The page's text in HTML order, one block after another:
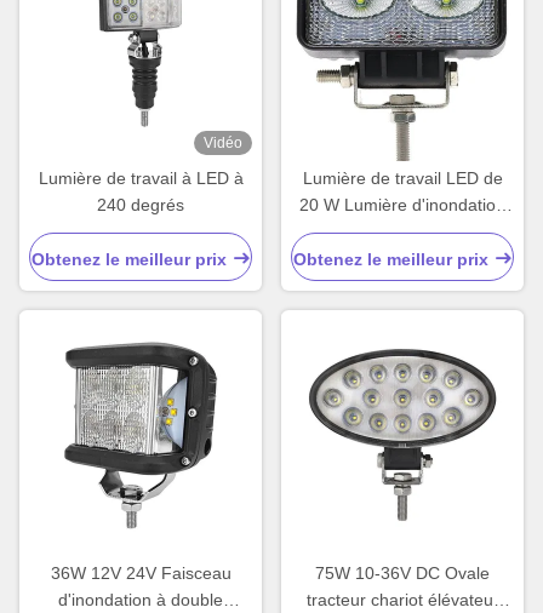
Vidéo
Lumière de travail à LED à
240 degrés
Obtenez le meilleur prix
Lumière de travail LED de
20 W Lumière d'inondation
pour tracteur de moto
Obtenez le meilleur prix
36W 12V 24V Faisceau
d'inondation à double
75W 10-36V DC Ovale
tracteur chariot élévateur